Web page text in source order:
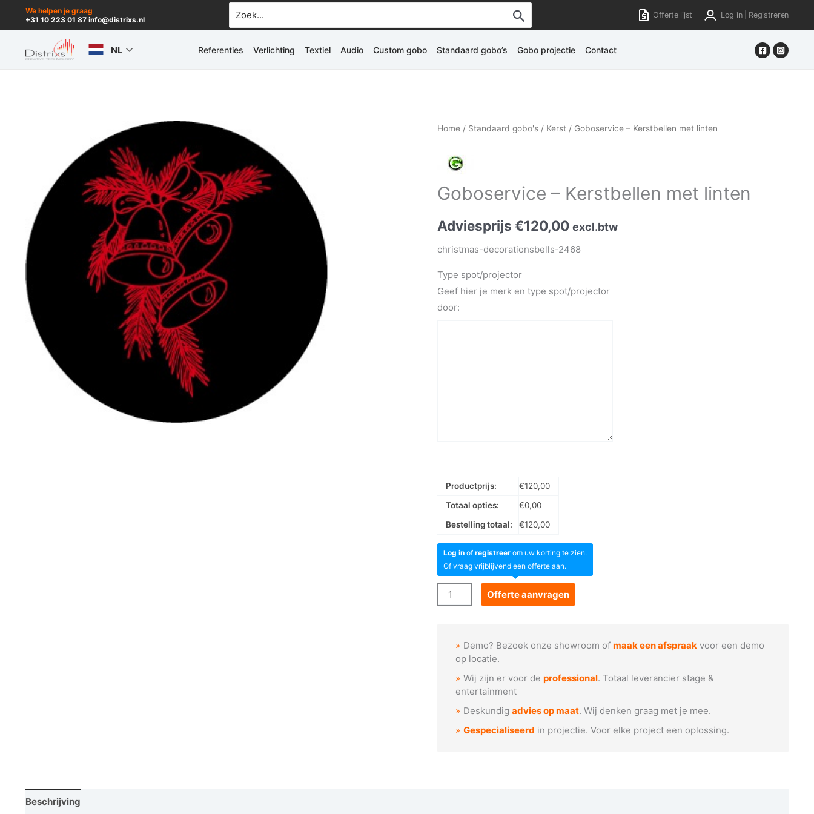
inhoud
We helpen je graag
+31 10 223 01 87 info@distrixs.nl
Zoek
naar:
Offerte lijst Log in | Registreren
NL Referenties Verlichting Textiel Audio Custom gobo Standaard gobo’s Gobo projectie Contact
Home / Standaard gobo's / Kerst / Goboservice – Kerstbellen met linten
Goboservice – Kerstbellen met linten
Adviesprijs€120,00 excl.btw
christmas-decorationsbells-2468
Type spot/projector
Geef hier je merk en type spot/projector
door:
Productprijs: €120,00
Totaal opties:
€0,00
Bestelling totaal:
€120,00
Log in ofregistreer om uw korting te zien.
Of vraag vrijblijvend een offerte aan.
Goboservice
-
linten
Offerte aanvragen
Demo? Bezoek onze showroom ofmaak een afspraak voor een demo
op locatie.
Wij zijn er voor deprofessional. Totaal leverancier stage &
entertainment
Deskundigadvies op maat. Wij denken graag met je mee.
Gespecialiseerd in projectie. Voor elke project een oplossing.
Beschrijving